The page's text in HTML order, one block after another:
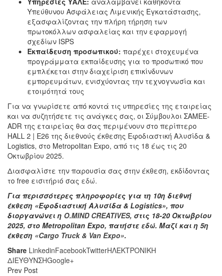
Υπεύθυνου Ασφάλειας Λιμενικής Εγκατάστασης,
εξασφαλίζοντας την πλήρη τήρηση των
πρωτοκόλλων ασφαλείας και την εφαρμογή
σχεδίων ISPS
Εκπαίδευση προσωπικού: παρέχει στοχευμένα
προγράμματα εκπαίδευσης για το προσωπικό που
εμπλέκεται στην διαχείριση επικίνδυνων
εμπορευμάτων, ενισχύοντας την τεχνογνωσία και
ετοιμότητά τους
Για να γνωρίσετε από κοντά τις υπηρεσίες της εταιρείας
και να συζητήσετε τις ανάγκες σας, οι Σύμβουλοι ΣΑΜΕΕ-
ADR της εταιρείας θα σας περιμένουν στο περίπτερο
HALL 2 | E26 της διεθνούς έκθεσης Εφοδιαστική Αλυσίδα &
Logistics, στο Metropolitan Expo, από τις 18 έως τις 20
Οκτωβρίου 2025.
Διασφαλίστε την παρουσία σας στην έκθεση, εκδίδοντας
το free εισιτήριό σας εδώ.
Για περισσότερες πληροφορίες για τη 10η διεθνή
έκθεση «Εφοδιαστική Αλυσίδα & Logistics», που
διοργανώνει η O.MIND CREATIVES, στις 18-20 Οκτωβρίου
2025, στο Metropolitan Expo, πατήστε εδώ. Μαζί και η 5η
έκθεση «Cargo Truck & Van Expo».
Share LinkedinFacebookTwitterΗΛΕΚΤΡΟΝΙΚΗ
ΔΙΕΥΘΥΝΣΗGoogle+
Prev Post